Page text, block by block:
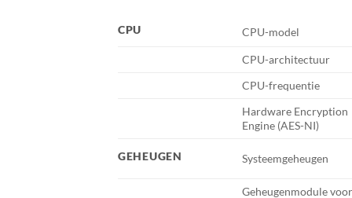
CPU CPU-model
CPU-architectuur
CPU-frequentie
Hardware Encryption
Engine (AES-NI)
GEHEUGEN Systeemgeheugen
Geheugenmodule